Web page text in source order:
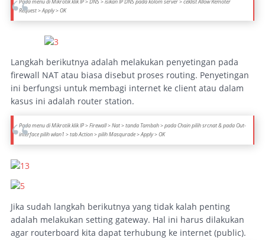
Pada menu di Mikrotik klik IP > DNS > isikan IP DNS pada kolom server > ceklistAllow Remoter
Request> Apply > OK
Langkah berikutnya adalah melakukan penyetingan pada
firewall NAT atau biasa disebut proses routing. Penyetingan
ini berfungsi untuk membagi internet ke client atau dalam
kasus ini adalah router station.
Pada menu di Mikrotik klik IP > Firewall > Nat > tanda Tambah > pada Chain pilih srcnat & pada Out-
interface pilih wlan1 > tab Action > pilih Masqurade > Apply > OK
Jika sudah langkah berikutnya yang tidak kalah penting
adalah melakukan setting gateway. Hal ini harus dilakukan
agar routerboard kita dapat terhubung ke internet (public).